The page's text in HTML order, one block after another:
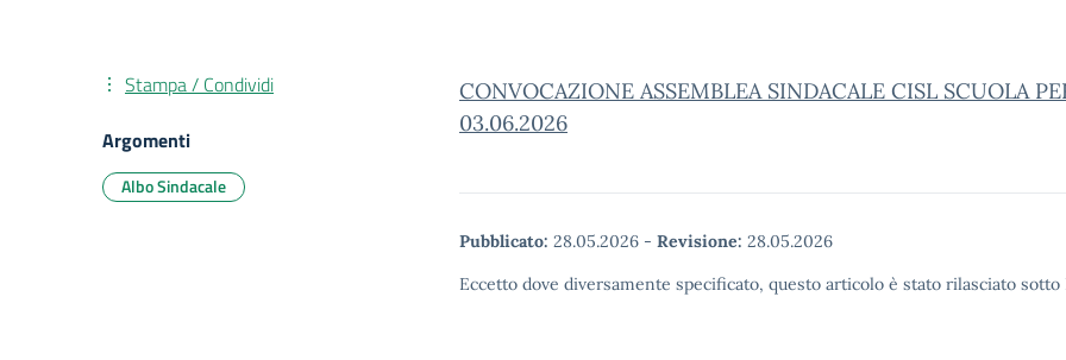
CONVOCAZIONE ASSEMBLEA SINDACALE CISL SCUOLA
03.06.2026
Pubblicato: 28.05.2026 - Revisione: 28.05.2026
Eccetto dove diversamente specificato, questo articolo è stato rilasciato
Stampa / Condividi
Argomenti
Albo Sindacale